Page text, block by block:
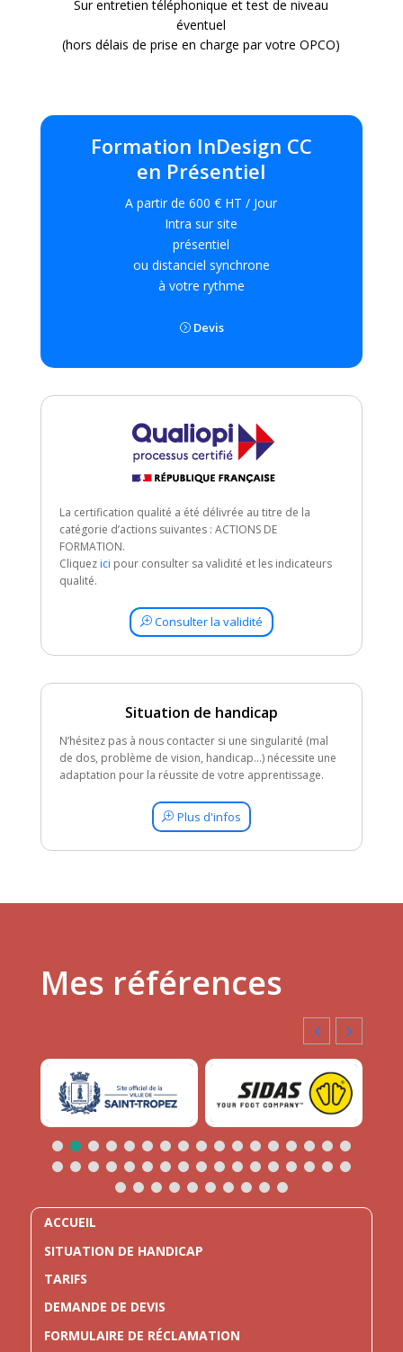
Sur entretien téléphonique et test de niveau
éventuel
(hors délais de prise en charge par votre OPCO)
Formation InDesign CC
en Présentiel
A partir de 600 € HT / Jour
Intra sur site
présentiel
ou distanciel synchrone
à votre rythme
Devis
La certification qualité a été délivrée au titre de la
catégorie d’actions suivantes : ACTIONS DE
FORMATION.
Cliquezici pour consulter sa validité et les indicateurs
qualité.
Consulter la validité
Situation de handicap
N’hésitez pas à nous contacter si une singularité (mal
de dos, problème de vision, handicap…) nécessite une
adaptation pour la réussite de votre apprentissage.
Plus d'infos
Mes références
ACCUEIL
SITUATION DE HANDICAP
TARIFS
DEMANDE DE DEVIS
FORMULAIRE DE RÉCLAMATION